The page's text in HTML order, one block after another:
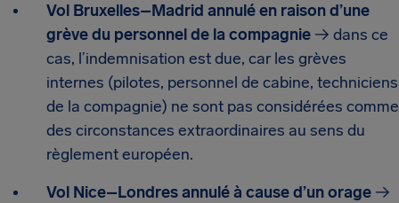
Vol Bruxelles–Madrid annulé en raison d’une
grève du personnel de la compagnie → dans ce
cas, l’indemnisation est due, car les grèves
internes (pilotes, personnel de cabine, techniciens
de la compagnie) ne sont pas considérées comme
des circonstances extraordinaires au sens du
règlement européen.
Vol Nice–Londres annulé à cause d’un orage →